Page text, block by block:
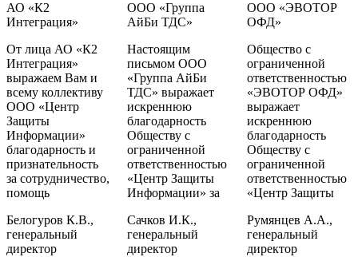
АО «К2
Интеграция»
От лица АО «К2
Интеграция»
выражаем Вам и
всему коллективу
ООО «Центр
Защиты
Информации»
благодарность и
признательность
за сотрудничество,
помощь
Белогуров К.В.,
генеральный
директор
ООО «Группа
АйБи ТДС»
Настоящим
письмом ООО
«Группа АйБи
ТДС» выражает
искреннюю
благодарность
Обществу с
ограниченной
ответственностью
«Центр Защиты
Информации» за
Сачков И.К.,
генеральный
директор
ООО «ЭВОТОР
ОФД»
Общество с
ограниченной
ответственностью
«ЭВОТОР ОФД»
выражает
искреннюю
благодарность
Обществу с
ограниченной
ответственностью
«Центр Защиты
Румянцев А.А.,
генеральный
директор